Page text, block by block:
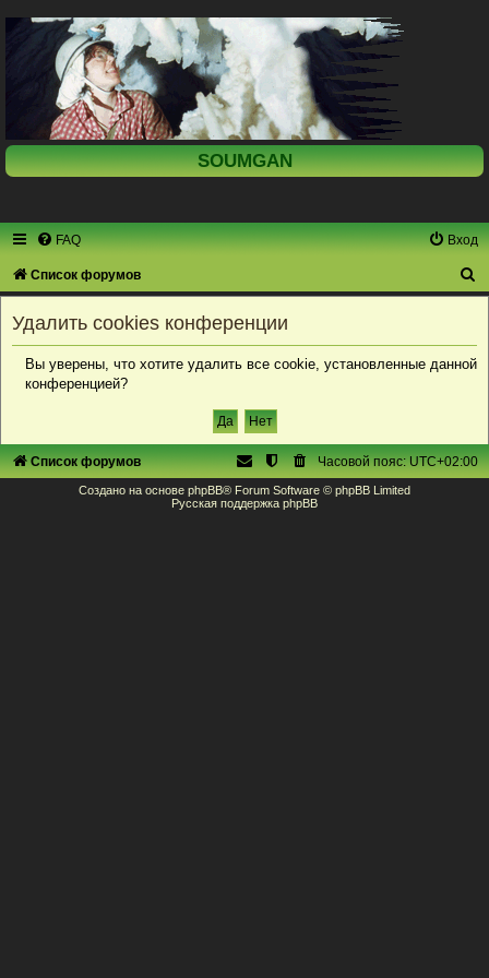
SOUMGAN
FAQ Вход
Список форумов
Удалить cookies конференции
Вы уверены, что хотите удалить все cookie, установленные данной
конференцией?
Список форумов Часовой пояс:UTC+02:00
Создано на основе phpBB® Forum Software © phpBB Limited
Русская поддержка phpBB